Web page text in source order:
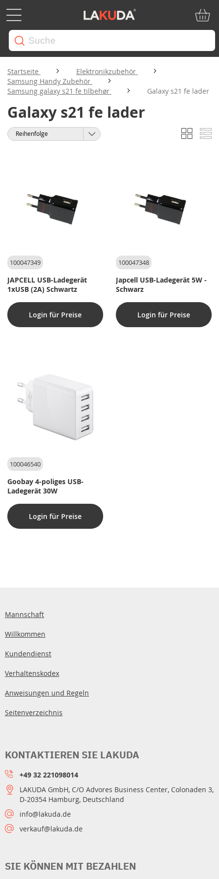
Startseite
Elektronikzubehör
Samsung Handy Zubehör
Samsung galaxy s21 fe tilbehør
Galaxy s21 fe lader
Galaxy s21 fe lader
Anzeigen
als
Liste
Sortieren
100047349
JAPCELL USB-Ladegerät
1xUSB (2A) Schwartz
Login für Preise
100047348
Japcell USB-Ladegerät 5W -
Schwarz
Login für Preise
100046540
Goobay 4-poliges USB-
Ladegerät 30W
Login für Preise
Mannschaft
Willkommen
Kundendienst
Verhaltenskodex
Anweisungen und Regeln
Seitenverzeichnis
SIE KÖNNEN MIT BEZAHLEN
KONTAKTIEREN SIE LAKUDA
+49 32 221098014
LAKUDA GmbH, C/O Advores Business Center, Colonaden 3,
D-20354 Hamburg, Deutschland
info@lakuda.de
verkauf@lakuda.de